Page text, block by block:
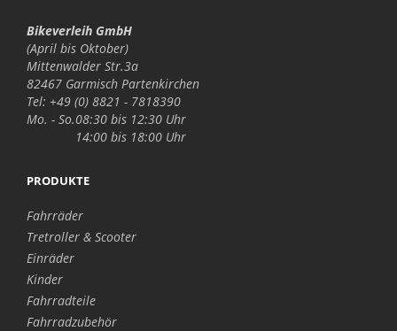
Bikeverleih GmbH
(April bis Oktober)
Mittenwalder Str.3a
82467 Garmisch Partenkirchen
Tel: +49 (0) 8821 - 7818390
Mo. - So.08:30 bis 12:30 Uhr
14:00 bis 18:00 Uhr
PRODUKTE
Fahrräder
Tretroller & Scooter
Einräder
Kinder
Fahrradteile
Fahrradzubehör